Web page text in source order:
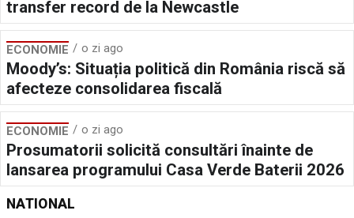
transfer record de la Newcastle
ECONOMIE o zi ago
Moody’s: Situația politică din România riscă să
afecteze consolidarea fiscală
ECONOMIE o zi ago
Prosumatorii solicită consultări înainte de
lansarea programului Casa Verde Baterii 2026
NATIONAL